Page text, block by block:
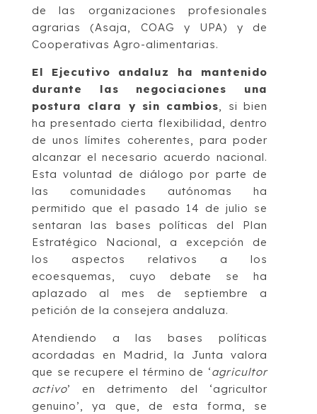
de las organizaciones profesionales
agrarias (Asaja, COAG y UPA) y de
Cooperativas Agro-alimentarias.
El Ejecutivo andaluz ha mantenido
durante las negociaciones una
postura clara y sin cambios, si bien
ha presentado cierta flexibilidad, dentro
de unos límites coherentes, para poder
alcanzar el necesario acuerdo nacional.
Esta voluntad de diálogo por parte de
las comunidades autónomas ha
permitido que el pasado 14 de julio se
sentaran las bases políticas del Plan
Estratégico Nacional, a excepción de
los aspectos relativos a los
ecoesquemas, cuyo debate se ha
aplazado al mes de septiembre a
petición de la consejera andaluza.
Atendiendo a las bases políticas
acordadas en Madrid, la Junta valora
que se recupere el término de ‘agricultor
activo’ en detrimento del ‘agricultor
genuino’, ya que, de esta forma, se